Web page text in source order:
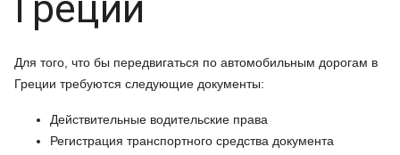
Для того, что бы передвигаться по автомобильным дорогам в
Греции требуются следующие документы:
Действительные водительские права
Регистрация транспортного средства документа